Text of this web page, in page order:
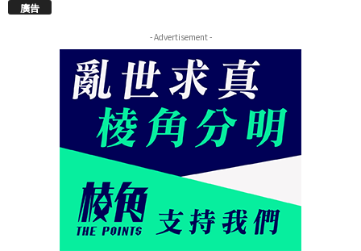
廣告
- Advertisement -